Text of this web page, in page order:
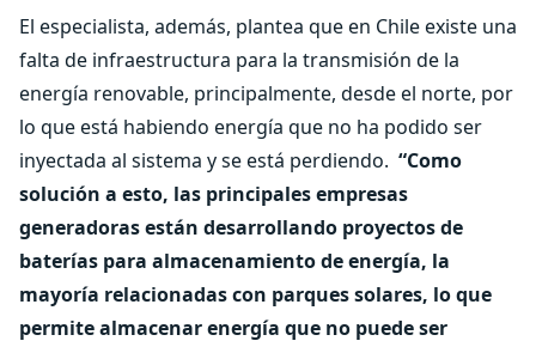
El especialista, además, plantea que en Chile existe una
falta de infraestructura para la transmisión de la
energía renovable, principalmente, desde el norte, por
lo que está habiendo energía que no ha podido ser
inyectada al sistema y se está perdiendo. “Como
solución a esto, las principales empresas
generadoras están desarrollando proyectos de
baterías para almacenamiento de energía, la
mayoría relacionadas con parques solares, lo que
permite almacenar energía que no puede ser